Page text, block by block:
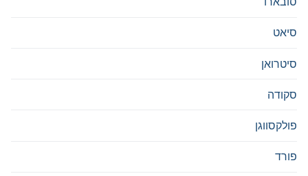
סיאט
סיטרואן
סקודה
פולקסווגן
פורד